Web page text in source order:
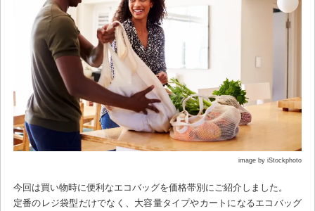
image by iStockphoto
今回は買い物時に便利なエコバッグを価格帯別にご紹介しました。
定番のレジ袋型だけでなく、大容量タイプやカートになるエコバッグ